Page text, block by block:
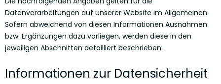
Datenverarbeitungen auf unserer Website im Allgemeinen.
Sofern abweichend von diesen Informationen Ausnahmen
bzw. Ergänzungen dazu vorliegen, werden diese in den
jeweiligen Abschnitten detailliert beschrieben.
Informationen zur Datensicherheit